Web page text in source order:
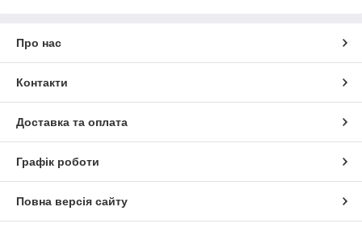
Про нас
Контакти
Доставка та оплата
Графік роботи
Повна версія сайту